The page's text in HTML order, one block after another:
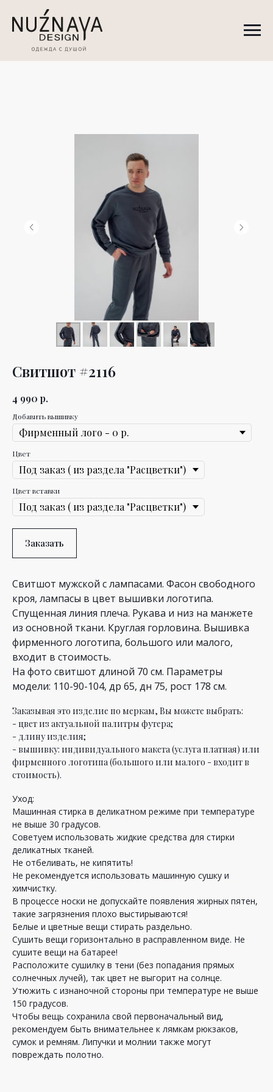
Свитшот #2116
4 990 р.
Добавить вышивку
Цвет
Цвет вставки
Заказать
Свитшот мужской с лампасами. Фасон свободного
кроя, лампасы в цвет вышивки логотипа.
Спущенная линия плеча. Рукава и низ на манжете
из основной ткани. Круглая горловина. Вышивка
фирменного логотипа, большого или малого,
входит в стоимость.
На фото свитшот длиной 70 см. Параметры
модели: 110-90-104, др 65, дн 75, рост 178 см.
Заказывая это изделие по меркам, Вы можете выбрать:
- цвет из актуальной палитры футера;
- длину изделия;
- вышивку: индивидуального макета (услуга платная) или
фирменного логотипа (большого или малого - входит в
стоимость).
Уход:
Машинная стирка в деликатном режиме при температуре
не выше 30 градусов.
Советуем использовать жидкие средства для стирки
деликатных тканей.
Не отбеливать, не кипятить!
Не рекомендуется использовать машинную сушку и
химчистку.
В процессе носки не допускайте появления жирных пятен,
такие загрязнения плохо выстирываются!
Белые и цветные вещи стирать раздельно.
Сушить вещи горизонтально в расправленном виде. Не
сушите вещи на батарее!
Расположите сушилку в тени (без попадания прямых
солнечных лучей), так цвет не выгорит на солнце.
Утюжить с изнаночной стороны при температуре не выше
150 градусов.
Чтобы вещь сохранила свой первоначальный вид,
рекомендуем быть внимательнее к лямкам рюкзаков,
сумок и ремням. Липучки и молнии также могут
повреждать полотно.